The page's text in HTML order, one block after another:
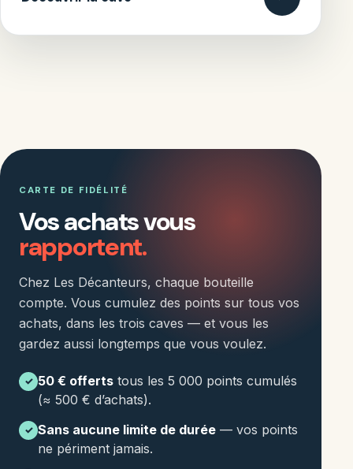
CARTE DE FIDÉLITÉ
Vos achats vous
rapportent.
Chez Les Décanteurs, chaque bouteille
compte. Vous cumulez des points sur tous vos
achats, dans les trois caves — et vous les
gardez aussi longtemps que vous voulez.
✓ 50 € offerts tous les 5 000 points cumulés
(≈ 500 € d’achats).
✓ Sans aucune limite de durée — vos points
ne périment jamais.